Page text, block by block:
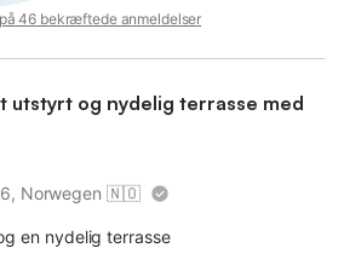
46 bekræftede anmeldelser
utstyrt og nydelig terrasse med
Norwegen 🇳🇴
en nydelig terrasse